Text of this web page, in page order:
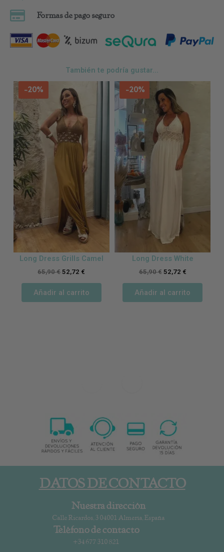
Formas de pago seguro
También te podría gustar...
-20%
Long Dress Grills Camel
65,90€ 52,72 €
Añadir al carrito
-20%
Long Dress White
65,90€ 52,72 €
Añadir al carrito
DATOS DE CONTACTO
Nuestra dirección
Calle Ricardos, 3 04001 Almería, España
Teléfono de contacto
+34 677 310 821